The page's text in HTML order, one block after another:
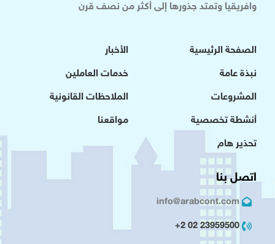
وافريقيا وتمتد جذورها إلى أكثر من نصف قرن
الصفحة الرئيسية
نبذة عامة
المشروعات
أنشطة تخصصية
تحذير هام
الأخبار
خدمات العاملين
الملاحظات القانونية
مواقعنا
اتصل بنا
info@arabcont.com
23959500 02 2+